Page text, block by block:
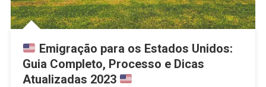
Emigração para os Estados Unidos:
Guia Completo, Processo e Dicas
Atualizadas 2023